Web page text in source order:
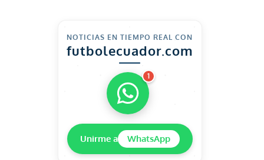
NOTICIAS EN TIEMPO REAL CON
futbolecuador.com
1
Unirme a WhatsApp